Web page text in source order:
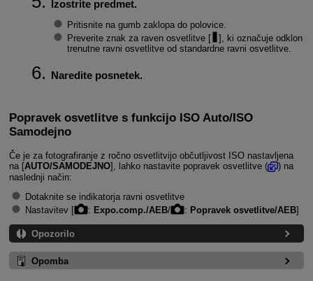
Izostrite predmet.
Pritisnite na gumb zaklopa do polovice.
Preverite znak za raven osvetlitve [
], ki označuje odklon
trenutne ravni osvetlitve od standardne ravni osvetlitve.
Naredite posnetek.
Popravek osvetlitve s funkcijo ISO Auto/ISO
Samodejno
Če je za fotografiranje z ročno osvetlitvijo občutljivost ISO nastavljena
na [AUTO/SAMODEJNO], lahko nastavite popravek osvetlitve (
) na
naslednji način:
Dotaknite se indikatorja ravni osvetlitve
Nastavitev [
: Expo.comp./AEB/ : Popravek osvetlitve/AEB]
Opozorilo
Opomba